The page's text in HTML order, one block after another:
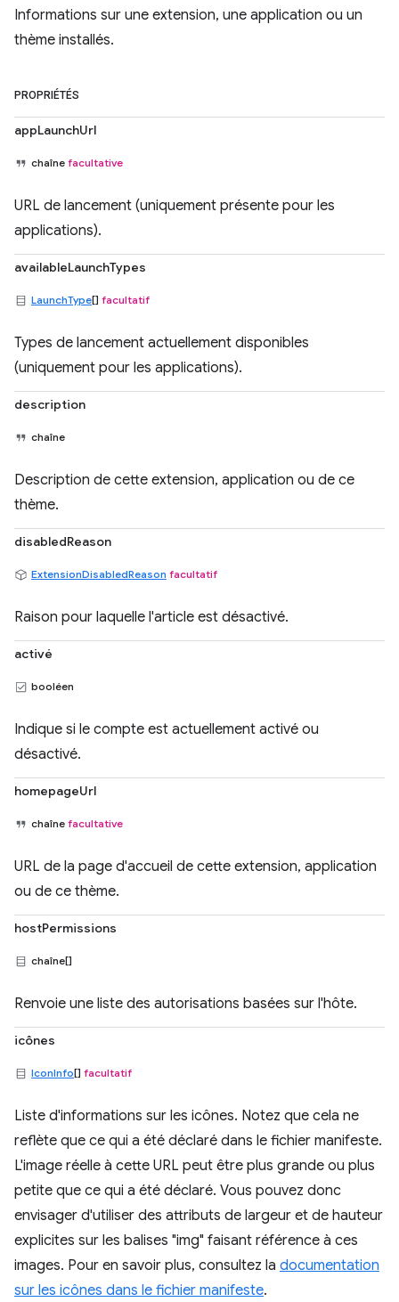
Informations sur une extension, une application ou un
thème installés.
PROPRIÉTÉS
appLaunchUrl
chaîne facultative
URL de lancement (uniquement présente pour les
applications).
availableLaunchTypes
LaunchType[] facultatif
Types de lancement actuellement disponibles
(uniquement pour les applications).
description
chaîne
Description de cette extension, application ou de ce
thème.
disabledReason
ExtensionDisabledReason facultatif
Raison pour laquelle l'article est désactivé.
activé
booléen
Indique si le compte est actuellement activé ou
désactivé.
homepageUrl
chaîne facultative
URL de la page d'accueil de cette extension, application
ou de ce thème.
hostPermissions
chaîne[]
Renvoie une liste des autorisations basées sur l'hôte.
icônes
IconInfo[] facultatif
Liste d'informations sur les icônes. Notez que cela ne
reflète que ce qui a été déclaré dans le fichier manifeste.
L'image réelle à cette URL peut être plus grande ou plus
petite que ce qui a été déclaré. Vous pouvez donc
envisager d'utiliser des attributs de largeur et de hauteur
explicites sur les balises "img" faisant référence à ces
images. Pour en savoir plus, consultez la documentation
sur les icônes dans le fichier manifeste.